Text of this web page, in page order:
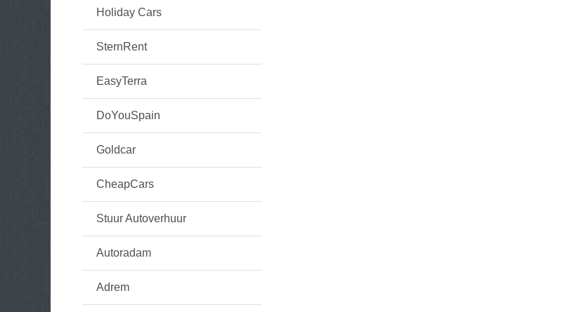
Holiday Cars
SternRent
EasyTerra
DoYouSpain
Goldcar
CheapCars
Stuur Autoverhuur
Autoradam
Adrem